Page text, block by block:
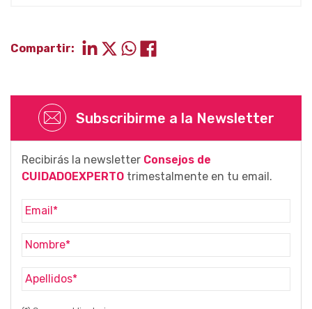
Compartir:
Subscribirme a la Newsletter
Recibirás la newsletter Consejos de
CUIDADOEXPERTO trimestalmente en tu email.